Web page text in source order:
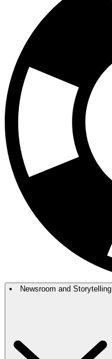
Newsroom and Storytelling